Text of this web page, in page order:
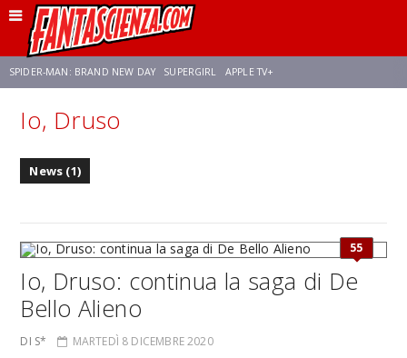
SPIDER-MAN: BRAND NEW DAY SUPERGIRL APPLE TV+
FRANCO RICCIARDIELLO
Io, Druso
News (1)
55
Io, Druso: continua la saga di De
Bello Alieno
DI S* MARTEDÌ 8 DICEMBRE 2020